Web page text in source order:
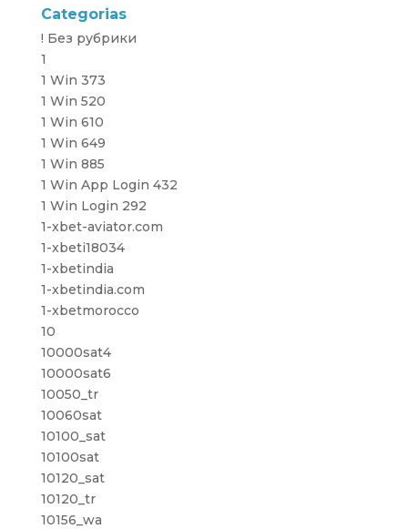
Categorias
! Без рубрики
1
1 Win 373
1 Win 520
1 Win 610
1 Win 649
1 Win 885
1 Win App Login 432
1 Win Login 292
1-xbet-aviator.com
1-xbeti18034
1-xbetindia
1-xbetindia.com
1-xbetmorocco
10
10000sat4
10000sat6
10050_tr
10060sat
10100_sat
10100sat
10120_sat
10120_tr
10156_wa